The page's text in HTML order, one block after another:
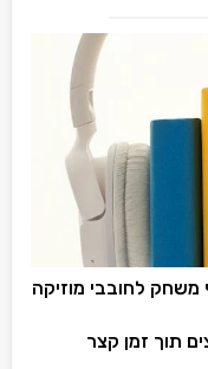
משחק לחובבי מוזיקה
תוך זמן קצר